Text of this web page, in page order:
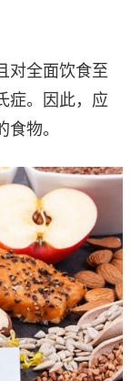
对全面饮食至
症。因此，应
物。